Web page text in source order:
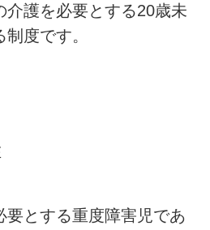
介護を必要とする20歳未
度です。
現在
要とする重度障害児であ